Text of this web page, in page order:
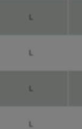
L
L
L
L